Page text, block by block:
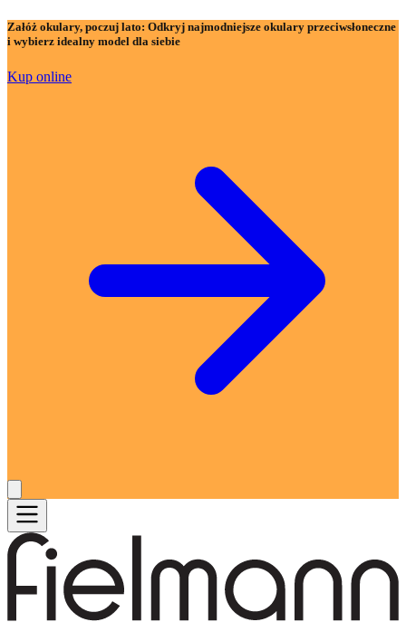
Załóż okulary, poczuj lato: Odkryj najmodniejsze okulary przeciwsłoneczne
i wybierz idealny model dla siebie
Kup online